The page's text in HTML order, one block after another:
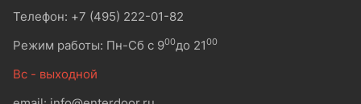
Телефон: +7 (495) 222-01-82
Режим работы: Пн-Сб с 900до 2100
Вс - выходной